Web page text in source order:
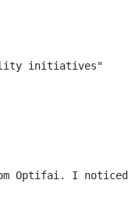
initiatives"
Optifai. I